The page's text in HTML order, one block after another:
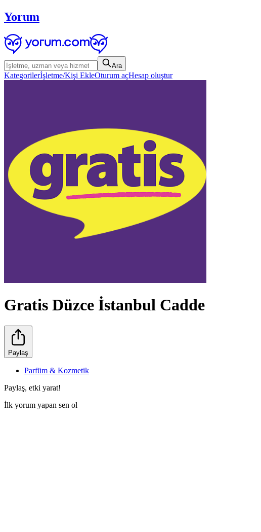
Yorum
Ara
Kategorilerİşletme/Kişi EkleOturum açHesap oluştur
Gratis Düzce İstanbul Cadde
Paylaş
Parfüm & Kozmetik
Paylaş, etki yarat!
İlk yorum yapan sen ol